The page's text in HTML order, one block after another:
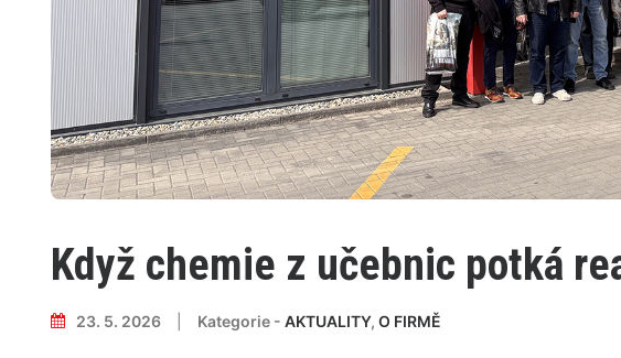
Když chemie z učebnic potká
23. 5. 2026 Kategorie - AKTUALITY, O FIRMĚ